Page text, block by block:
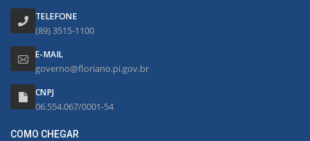
TELEFONE
(89) 3515-1100
E-MAIL
governo@floriano.pi.gov.br
CNPJ
06.554.067/0001-54
COMO CHEGAR